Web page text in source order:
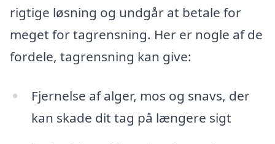
rigtige løsning og undgår at betale for
meget for tagrensning. Her er nogle af de
fordele, tagrensning kan give:
Fjernelse af alger, mos og snavs, der
kan skade dit tag på længere sigt